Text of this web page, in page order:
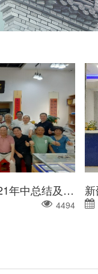
热烈庆祝“名门修谱2021年中总结及修谱研讨会”圆满成功！
4494